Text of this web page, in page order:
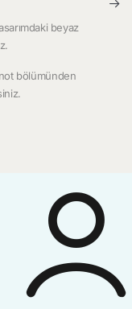
beyaz
bölümünden